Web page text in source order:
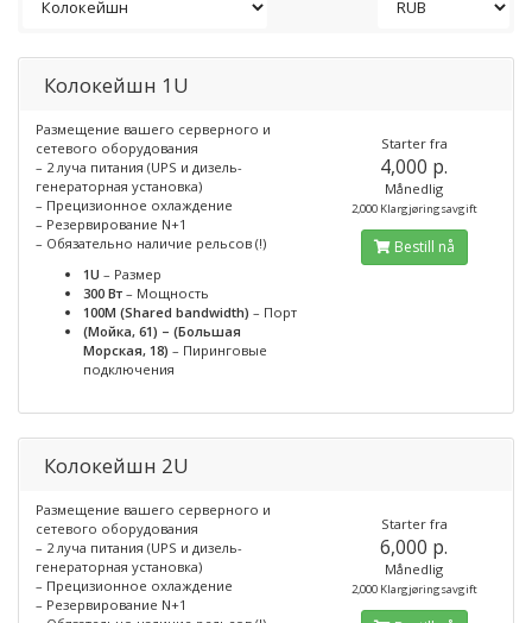
Колокейшн 1U
Размещение вашего серверного и
сетевого оборудования
– 2 луча питания (UPS и дизель-
генераторная установка)
– Прецизионное охлаждение
– Резервирование N+1
– Обязательно наличие рельсов (!)
1U – Размер
300 Вт – Мощность
100M (Shared bandwidth) – Порт
(Мойка, 61) – (Большая
Морская, 18) – Пиринговые
подключения
Starter fra
4,000 p.
Månedlig
2,000 Klargjøringsavgift
Bestill nå
Колокейшн 2U
Размещение вашего серверного и
сетевого оборудования
– 2 луча питания (UPS и дизель-
генераторная установка)
– Прецизионное охлаждение
– Резервирование N+1
Starter fra
6,000 p.
Månedlig
2,000 Klargjøringsavgift